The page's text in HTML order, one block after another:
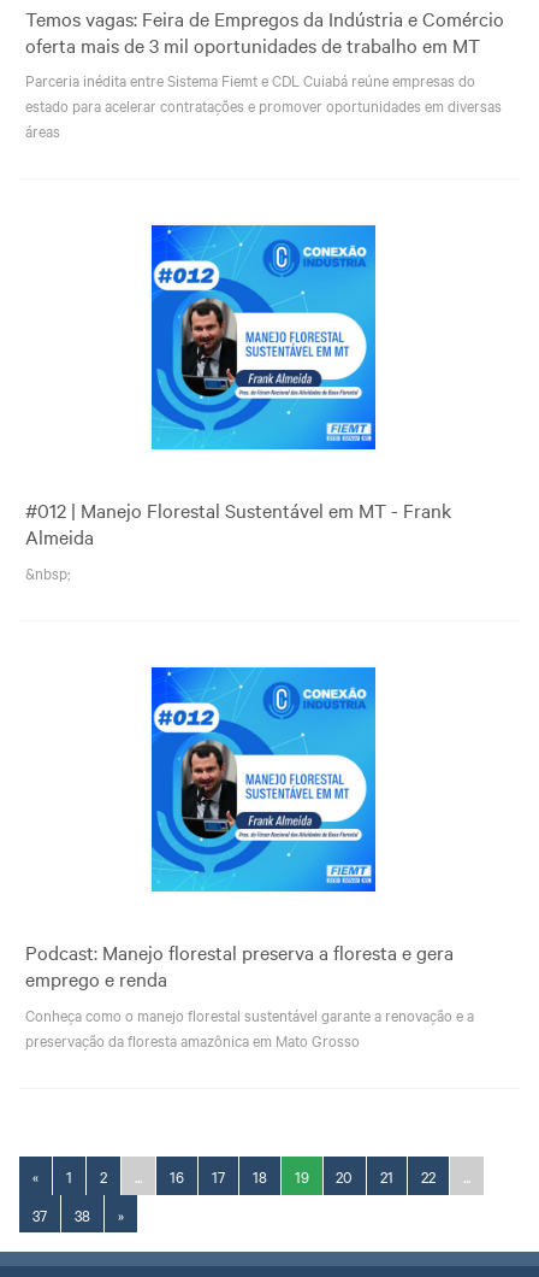
Temos vagas: Feira de Empregos da Indústria e Comércio
oferta mais de 3 mil oportunidades de trabalho em MT
Parceria inédita entre Sistema Fiemt e CDL Cuiabá reúne empresas do
estado para acelerar contratações e promover oportunidades em diversas
áreas
#012 | Manejo Florestal Sustentável em MT - Frank
Almeida
&nbsp;
Podcast: Manejo florestal preserva a floresta e gera
emprego e renda
Conheça como o manejo florestal sustentável garante a renovação e a
preservação da floresta amazônica em Mato Grosso
« 1 2 ... 16 17 18 19 20 21 22
...
37
38 »